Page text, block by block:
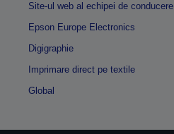
Site-ul web al echipei de conducere
Epson Europe Electronics
Digigraphie
Imprimare direct pe textile
Global